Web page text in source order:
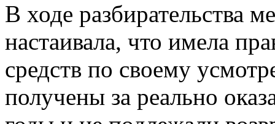
В ходе разбирательства
настаивала, что имела
средств по своему
получены за реально